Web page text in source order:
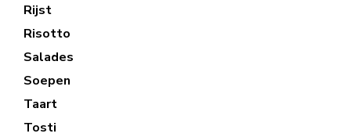
Rijst
Risotto
Salades
Soepen
Taart
Tosti